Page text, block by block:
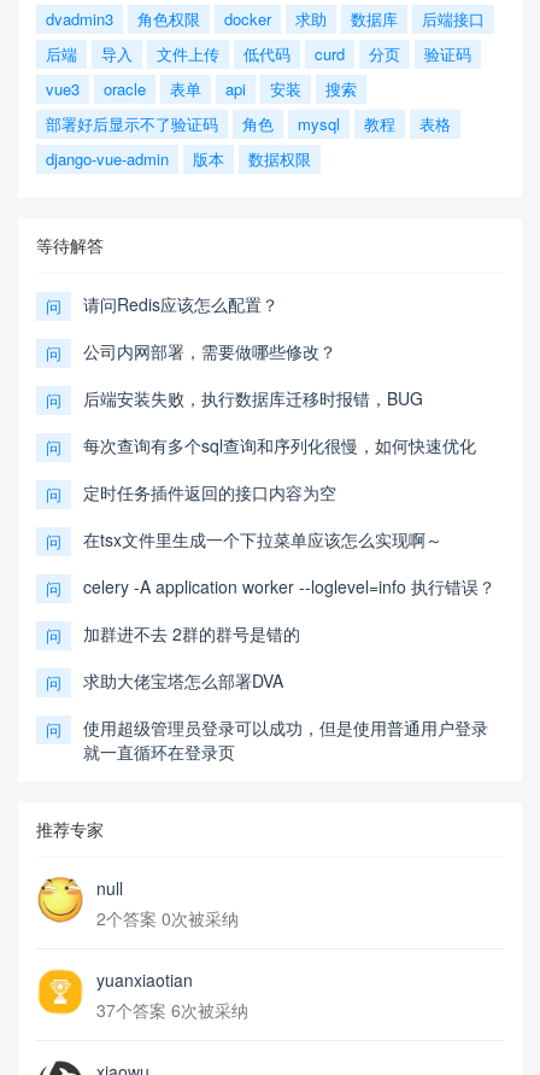
dvadmin3
角色权限 docker 求助 数据库
后端接口
后端
导入 文件上传 低代码 curd 分页
验证码
vue3
oracle 表单 api 安装
搜索
部署好后显示不了验证码
角色 mysql 教程
表格
django-vue-admin
版本 数据权限
等待解答
问 请问Redis应该怎么配置？
问 公司内网部署，需要做哪些修改？
问 后端安装失败，执行数据库迁移时报错，BUG
问 每次查询有多个sql查询和序列化很慢，如何快速优化
问 定时任务插件返回的接口内容为空
问 在tsx文件里生成一个下拉菜单应该怎么实现啊～
问 celery -A application worker --loglevel=info 执行错误？
问 加群进不去 2群的群号是错的
问 求助大佬宝塔怎么部署DVA
问
使用超级管理员登录可以成功，但是使用普通用户登录
就一直循环在登录页
推荐专家
null
2个答案 0次被采纳
yuanxiaotian
37个答案 6次被采纳